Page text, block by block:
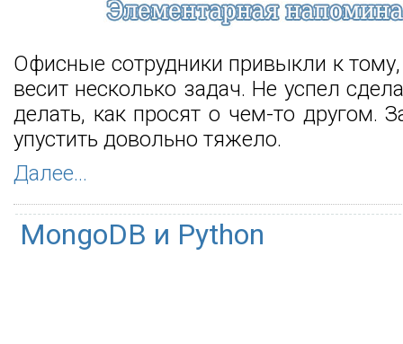
Офисные сотрудники привыкли к
весит несколько задач. Не успел
делать, как просят о чем-то другом.
упустить довольно тяжело.
Далее...
MongoDB и Python